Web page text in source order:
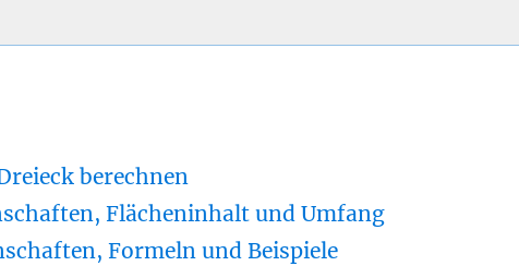
berechnen
Flächeninhalt und Umfang
Formeln und Beispiele